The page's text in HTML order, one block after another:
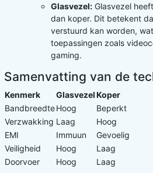
Glasvezel: Glasvezel
dan koper. Dit betekent
verstuurd kan worden,
toepassingen zoals
gaming.
Samenvatting van de
Kenmerk GlasvezelKoper
BandbreedteHoog
Beperkt
Verzwakking Laag
Hoog
EMI
Immuun
Gevoelig
Veiligheid
Hoog
Laag
Doorvoer
Hoog Laag